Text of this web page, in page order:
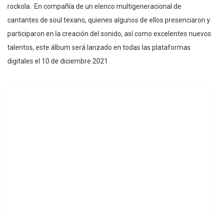
rockola. En compañía de un elenco multigeneracional de
cantantes de soul texano, quienes algunos de ellos presenciaron y
participaron en la creación del sonido, así como excelentes nuevos
talentos, este álbum será lanzado en todas las plataformas
digitales el 10 de diciembre 2021